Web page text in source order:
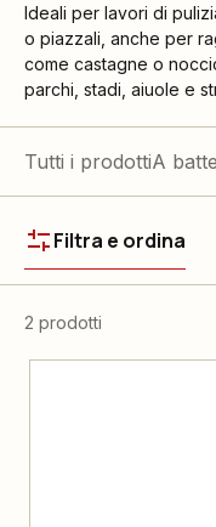
Ideali per lavori di
o piazzali, anche per
come castagne o
parchi, stadi, aiuole e
Tutti i prodottiA
Filtra e ordina
2 prodotti